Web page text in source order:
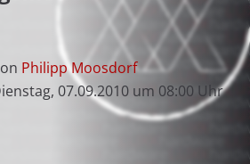
Philipp Moosdorf
07.09.2010 um 08:00 Uhr